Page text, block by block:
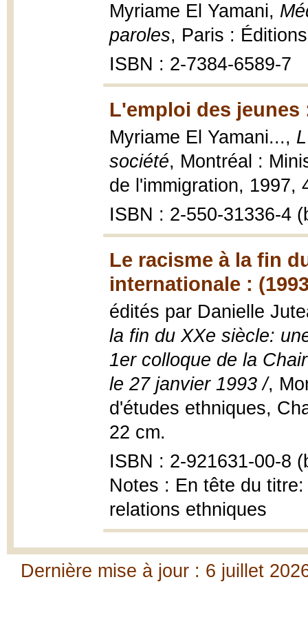
Myriame El Yamani,
paroles, Paris :
ISBN : 2-7384-6589-7
L'emploi des jeunes
Myriame El Yamani...,
société, Montréal :
de l'immigration, 1997,
ISBN : 2-550-31336-4
Le racisme à la fin
internationale :
édités par Danielle
la fin du XXe siècle:
1er colloque de la
le 27 janvier 1993 /,
d'études ethniques,
22 cm.
ISBN : 2-921631-00-8
Notes : En tête du
relations ethniques
Dernière mise à jour : 6 juillet